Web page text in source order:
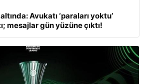
Avukatı ‘paraları yoktu’
mesajlar gün yüzüne çıktı!